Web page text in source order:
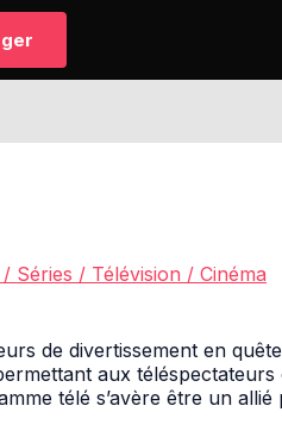
Séries / Télévision / Cinéma
de divertissement en
aux
télé s’avère être un